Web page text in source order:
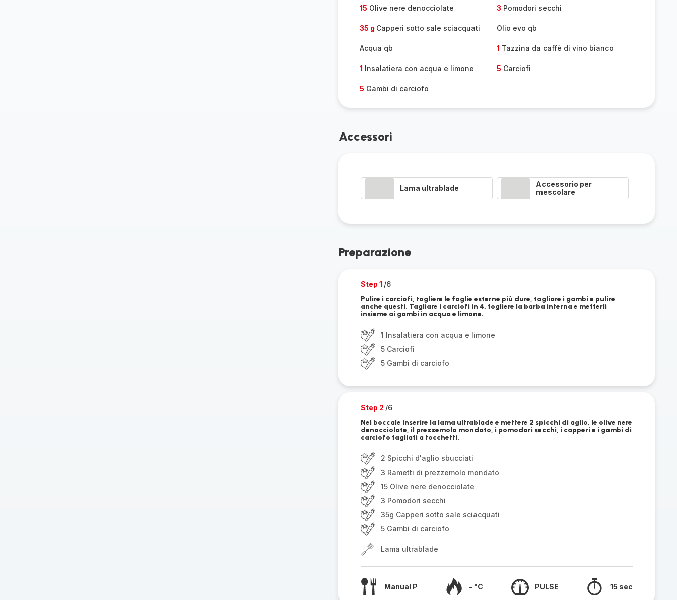
15 Olive nere denocciolate 3 Pomodori secchi
35 g Capperi sotto sale sciacquati Olio evo qb
Acqua qb 1 Tazzina da caffè di vino bianco
1 Insalatiera con acqua e limone 5 Carciofi
5 Gambi di carciofo
Accessori
Lama ultrablade
Accessorio per
mescolare
Preparazione
Step 1 /6
Pulire i carciofi, togliere le foglie esterne più dure, tagliare i gambi e pulire
anche questi. Tagliare i carciofi in 4, togliere la barba interna e metterli
insieme ai gambi in acqua e limone.
1 Insalatiera con acqua e limone
5 Carciofi
5 Gambi di carciofo
Step 2 /6
Nel boccale inserire la lama ultrablade e mettere 2 spicchi di aglio, le olive nere
denocciolate, il prezzemolo mondato, i pomodori secchi, i capperi e i gambi di
carciofo tagliati a tocchetti.
2 Spicchi d'aglio sbucciati
3 Rametti di prezzemolo mondato
15 Olive nere denocciolate
3 Pomodori secchi
35g Capperi sotto sale sciacquati
5 Gambi di carciofo
Lama ultrablade
Manual P - °C PULSE 15 sec